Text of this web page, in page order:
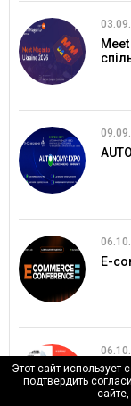
E-
Этот сайт использует
подтвердить